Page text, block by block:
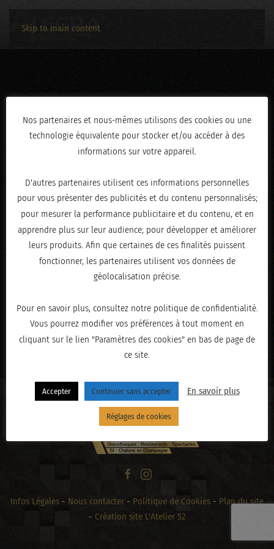
Skip to main content
3C2A2916
ÉCRIT LEFÉVRIER 19, 2026
« PRÉCÉDENT
Infos Légales - Nous contacter - Politique de Cookies - Plan du site
- Création site L'Atelier 52
Nos partenaires et nous-mêmes utilisons des cookies ou une
technologie équivalente pour stocker et/ou accéder à des
informations sur votre appareil.
D'autres partenaires utilisent ces informations personnelles
pour vous présenter des publicités et du contenu personnalisés;
pour mesurer la performance publicitaire et du contenu, et en
apprendre plus sur leur audience; pour développer et améliorer
leurs produits. Afin que certaines de ces finalités puissent
fonctionner, les partenaires utilisent vos données de
géolocalisation précise.
Pour en savoir plus, consultez notre politique de confidentialité.
Vous pourrez modifier vos préférences à tout moment en
cliquant sur le lien "Paramètres des cookies" en bas de page de
ce site.
Accepter Continuer sans accepter En savoir plus
Réglages de cookies